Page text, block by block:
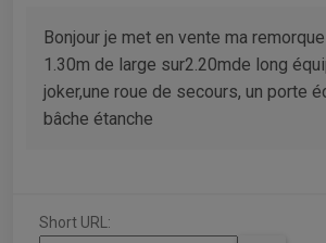
Bonjour je met en vente ma
1.30m de large sur2.20mde long
joker,une roue de secours, un porte
bâche étanche
Short URL: